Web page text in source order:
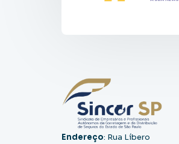
Endereço: Rua Líbero